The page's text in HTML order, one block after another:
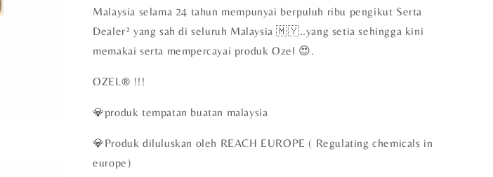
Malaysia selama 24 tahun mempunyai berpuluh ribu pengikut Serta
Dealer² yang sah di seluruh Malaysia 🇲🇾..yang setia sehingga kini
memakai serta mempercayai produk Ozel 😍.
OZEL®️ !!!
💎produk tempatan buatan malaysia
💎Produk diluluskan oleh REACH EUROPE ( Regulating chemicals in
europe)